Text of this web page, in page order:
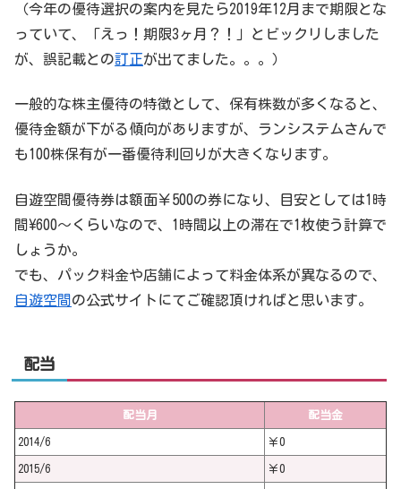
（今年の優待選択の案内を見たら2019年12月まで期限とな
っていて、「えっ！期限3ヶ月？！」とビックリしました
が、誤記載との訂正が出てました。。。）
一般的な株主優待の特徴として、保有株数が多くなると、
優待金額が下がる傾向がありますが、ランシステムさんで
も100株保有が一番優待利回りが大きくなります。
自遊空間優待券は額面￥500の券になり、目安としては1時
間\600～くらいなので、1時間以上の滞在で1枚使う計算で
しょうか。
でも、パック料金や店舗によって料金体系が異なるので、
自遊空間 の公式サイトにてご確認頂ければと思います。
配当
配当月 配当金
2014/6 ￥0
2015/6 ￥0